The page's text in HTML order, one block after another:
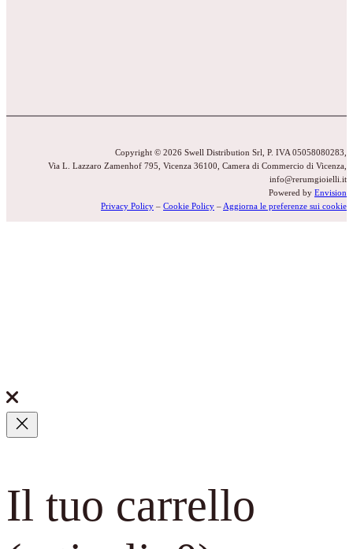
Copyright © 2026 Swell Distribution Srl, P. IVA 05058080283,
Via L. Lazzaro Zamenhof 795, Vicenza 36100, Camera di Commercio di Vicenza,
info@rerumgioielli.it
Powered by Envision
Privacy Policy – Cookie Policy – Aggiorna le preferenze sui cookie
Il tuo carrello